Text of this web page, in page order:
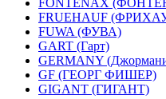
FONTENAX
FRUEHAUF
FUWA (ФУВА)
GART (Гарт)
GERMANY
GF (ГЕОРГ ФИШЕР)
GIGANT (ГИГАНТ)